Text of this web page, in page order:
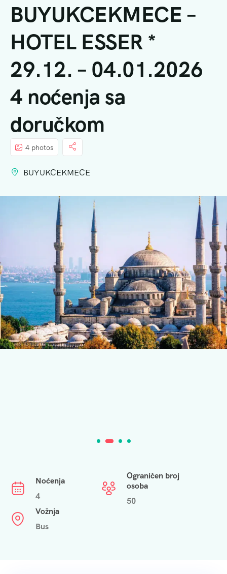
BUYUKCEKMECE –
HOTEL ESSER *
29.12. – 04.01.2026
4 noćenja sa
doručkom
4 photos
BUYUKCEKMECE
Noćenja
4
Ograničen broj
osoba
50
Vožnja
Bus